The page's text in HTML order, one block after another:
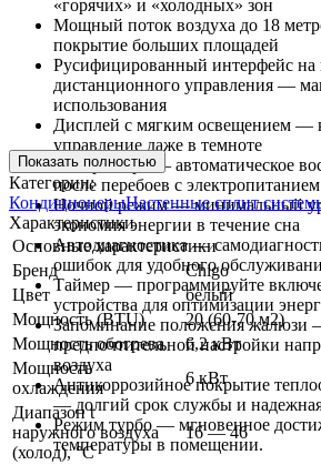
«горячих» и «холодных» зон
Мощный поток воздуха до 18
покрытие больших площадей
Русифицированный интерфейс на
дистанционного управления —
использования
Дисплей с мягким освещением —
управление даже в темноте
Авторестарт — автоматическое
после перебоев с электропитанием
Ночной режим — минимальный
экономия энергии в течение сна
Автодиагностика —
ошибок для удобного
Таймер — программируйте
устройства для оптимизации
Запоминание положения жалюзи
предпочтительной настройки
воздуха
Антикоррозийное покрытие
— долгий срок службы и
Режим турбо — мгновенное
температуры в помещении.
Показать полностью
Категории:
КондиционерыНастенные сплит
Характеристики
Основные характеристики
Бренд
Chigo
Цвет
белый
Мощность (BTU)
20 (60-70 м2)
Мощность обогрева
6,2 кВт
Мощность
охлаждения
6 кВт
Диапазон t
наружного воздуха
(холод), °C
16 — 46